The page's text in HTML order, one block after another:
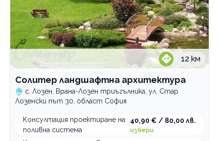
12 км
Солитер ландшафтна архитектура
с. Лозен, Врана-Лозен триъгълника, ул. Стар
Лозенски път 30, област София
Консултация проектиране на
поливна система
40,90 € / 80,00 лв.
избери